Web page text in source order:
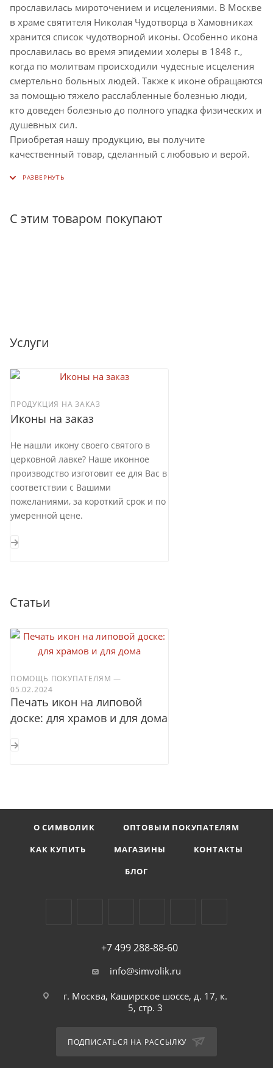
прославилась мироточением и исцелениями. В Москве
в храме святителя Николая Чудотворца в Хамовниках
хранится список чудотворной иконы. Особенно икона
прославилась во время эпидемии холеры в 1848 г.,
когда по молитвам происходили чудесные исцеления
смертельно больных людей. Также к иконе обращаются
за помощью тяжело расслабленные болезнью люди,
кто доведен болезнью до полного упадка физических и
душевных сил.
Приобретая нашу продукцию, вы получите
качественный товар, сделанный с любовью и верой.
С этим товаром покупают
Услуги
ПРОДУКЦИЯ НА ЗАКАЗ
Иконы на заказ
Не нашли икону своего святого в
церковной лавке? Наше иконное
производство изготовит ее для Вас в
соответствии с Вашими
пожеланиями, за короткий срок и по
умеренной цене.
Статьи
ПОМОЩЬ ПОКУПАТЕЛЯМ—
05.02.2024
Печать икон на липовой
доске: для храмов и для дома
О СИМВОЛИК
ОПТОВЫМ ПОКУПАТЕЛЯМ
КАК КУПИТЬ
МАГАЗИНЫ
КОНТАКТЫ
БЛОГ
+7 499 288-88-60
info@simvolik.ru
г. Москва, Каширское шоссе, д. 17, к.
5, стр. 3
ПОДПИСАТЬСЯ НА РАССЫЛКУ